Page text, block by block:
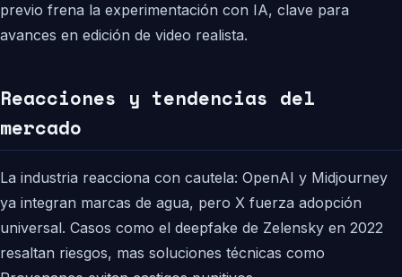
previo frena la experimentación con IA, clave para
avances en edición de video realista.
Reacciones y tendencias del
mercado
La industria reacciona con cautela: OpenAI y Midjourney
ya integran marcas de agua, pero X fuerza adopción
universal. Casos como el deepfake de Zelensky en 2022
resaltan riesgos, mas soluciones técnicas como